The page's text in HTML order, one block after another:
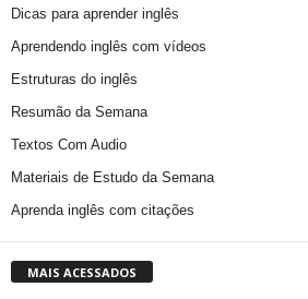
Dicas para aprender inglês
Aprendendo inglês com vídeos
Estruturas do inglês
Resumão da Semana
Textos Com Audio
Materiais de Estudo da Semana
Aprenda inglês com citações
MAIS ACESSADOS